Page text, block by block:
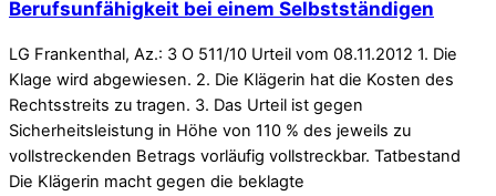
Berufsunfähigkeit bei einem Selbstständigen
LG Frankenthal, Az.: 3 O 511/10 Urteil vom 08.11.2012 1. Die
Klage wird abgewiesen. 2. Die Klägerin hat die Kosten des
Rechtsstreits zu tragen. 3. Das Urteil ist gegen
Sicherheitsleistung in Höhe von 110 % des jeweils zu
vollstreckenden Betrags vorläufig vollstreckbar. Tatbestand
Die Klägerin macht gegen die beklagte